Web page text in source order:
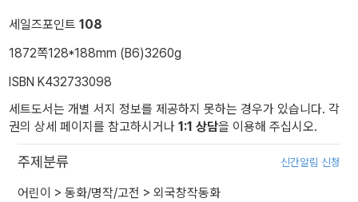
세일즈포인트 108
1872쪽128*188mm (B6)3260g
ISBN K432733098
세트도서는 개별 서지 정보를 제공하지 못하는 경우가 있습니다. 각
권의 상세 페이지를 참고하시거나 1:1 상담을 이용해 주십시오.
주제분류 신간알림 신청
어린이 > 동화/명작/고전 > 외국창작동화